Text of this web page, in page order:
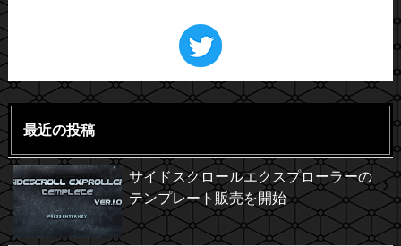
最近の投稿
サイドスクロールエクスプローラーの
テンプレート販売を開始